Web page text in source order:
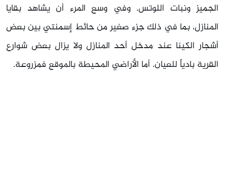
الجميز ونبات اللوتس. وفي وسع المرء أن يشاهد بقايا
المنازل، بما في ذلك جزء صغير من حائط إسمنتي بين بعض
أشجار الكينا عند مدخل أحد المنازل ولا يزال بعض شوارع
القرية بادياً للعيان. أما الأراضي المحيطة بالموقع فمزروعة.